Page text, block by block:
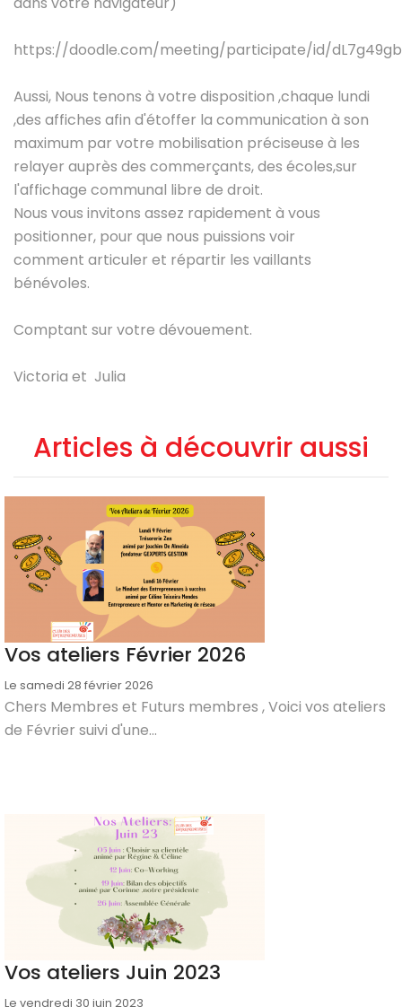
https://doodle.com/meeting/participate/id/dL7g49gb
Aussi, Nous tenons à votre disposition ,chaque lundi
,des affiches afin d'étoffer la communication à son
maximum par votre mobilisation préciseuse à les
relayer auprès des commerçants, des écoles,sur
l'affichage communal libre de droit.
Nous vous invitons assez rapidement à vous
positionner, pour que nous puissions voir
comment articuler et répartir les vaillants
bénévoles.
Comptant sur votre dévouement.
Victoria et Julia
Articles à découvrir aussi
Vos ateliers Février 2026
Le samedi 28 février 2026
Chers Membres et Futurs membres , Voici vos ateliers
de Février suivi d'une...
Vos ateliers Juin 2023
Le vendredi 30 juin 2023